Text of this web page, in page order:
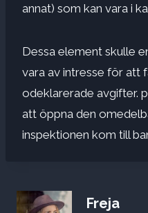
annat) som kan vara i
Dessa element skulle
vara av intresse för att
odeklarerade avgifter.
att öppna den
inspektionen kom till
Freja